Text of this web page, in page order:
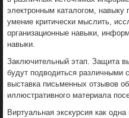
электронным каталогом, навыку
умение критически мыслить,
организационные навыки,
навыки.
Заключительный этап. Защита
будут подводиться различными
выставка письменных отзывов
иллюстративного материала
Виртуальная экскурсия как